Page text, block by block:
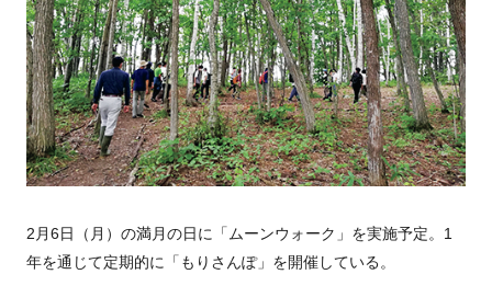
2月6日（月）の満月の日に「ムーンウォーク」を実施予定。1
年を通じて定期的に「もりさんぽ」を開催している。